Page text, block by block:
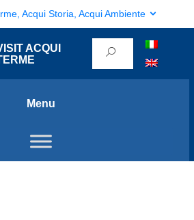
Acqui Storia, Acqui Ambiente
ACQUI
Menu